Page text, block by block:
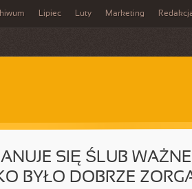
Lipiec Luty Marketing
SIĘ ŚLUB WAŻNE
BYŁO DOBRZE